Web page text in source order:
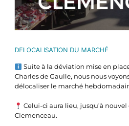
DELOCALISATION DU MARCHÉ
Suite à la déviation mise en
Charles de Gaulle, nous nous
délocaliser le marché
Celui-ci aura lieu, jusqu’à nouvel
Clemenceau.